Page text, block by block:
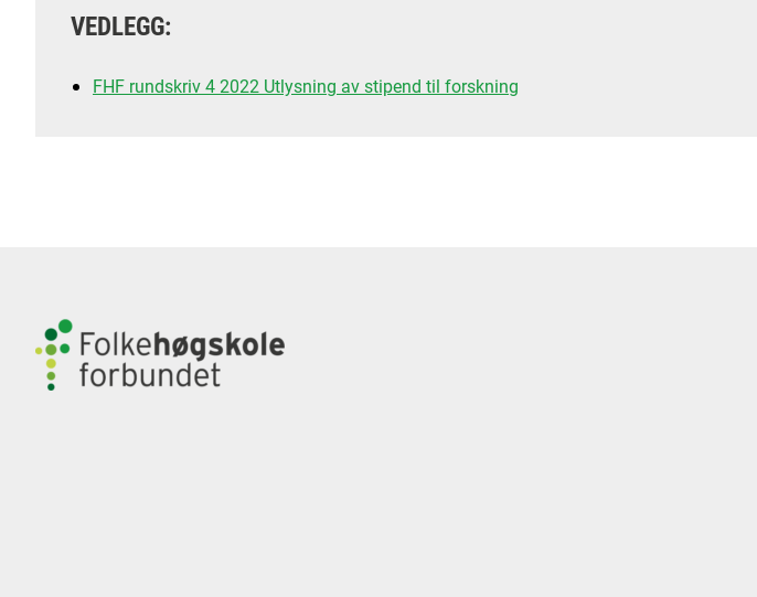
VEDLEGG:
FHF rundskriv 4 2022 Utlysning av stipend til forskning